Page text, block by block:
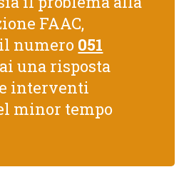
FAAC,
numero 051
una risposta
interventi
minor tempo